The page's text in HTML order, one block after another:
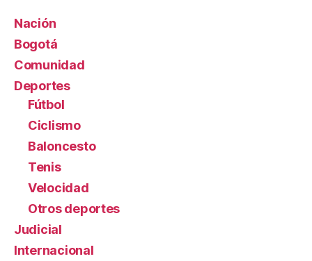
Nación
Bogotá
Comunidad
Deportes
Fútbol
Ciclismo
Baloncesto
Tenis
Velocidad
Otros deportes
Judicial
Internacional